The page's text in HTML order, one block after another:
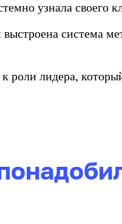
узнала своего
система
роли лидера,